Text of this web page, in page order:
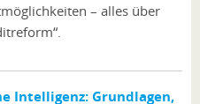
– alles über
Intelligenz: Grundlagen,